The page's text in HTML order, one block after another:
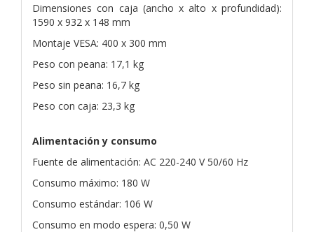
Dimensiones con caja (ancho x alto x profundidad):
1590 x 932 x 148 mm
Montaje VESA: 400 x 300 mm
Peso con peana: 17,1 kg
Peso sin peana: 16,7 kg
Peso con caja: 23,3 kg
Alimentación y consumo
Fuente de alimentación: AC 220-240 V 50/60 Hz
Consumo máximo: 180 W
Consumo estándar: 106 W
Consumo en modo espera: 0,50 W